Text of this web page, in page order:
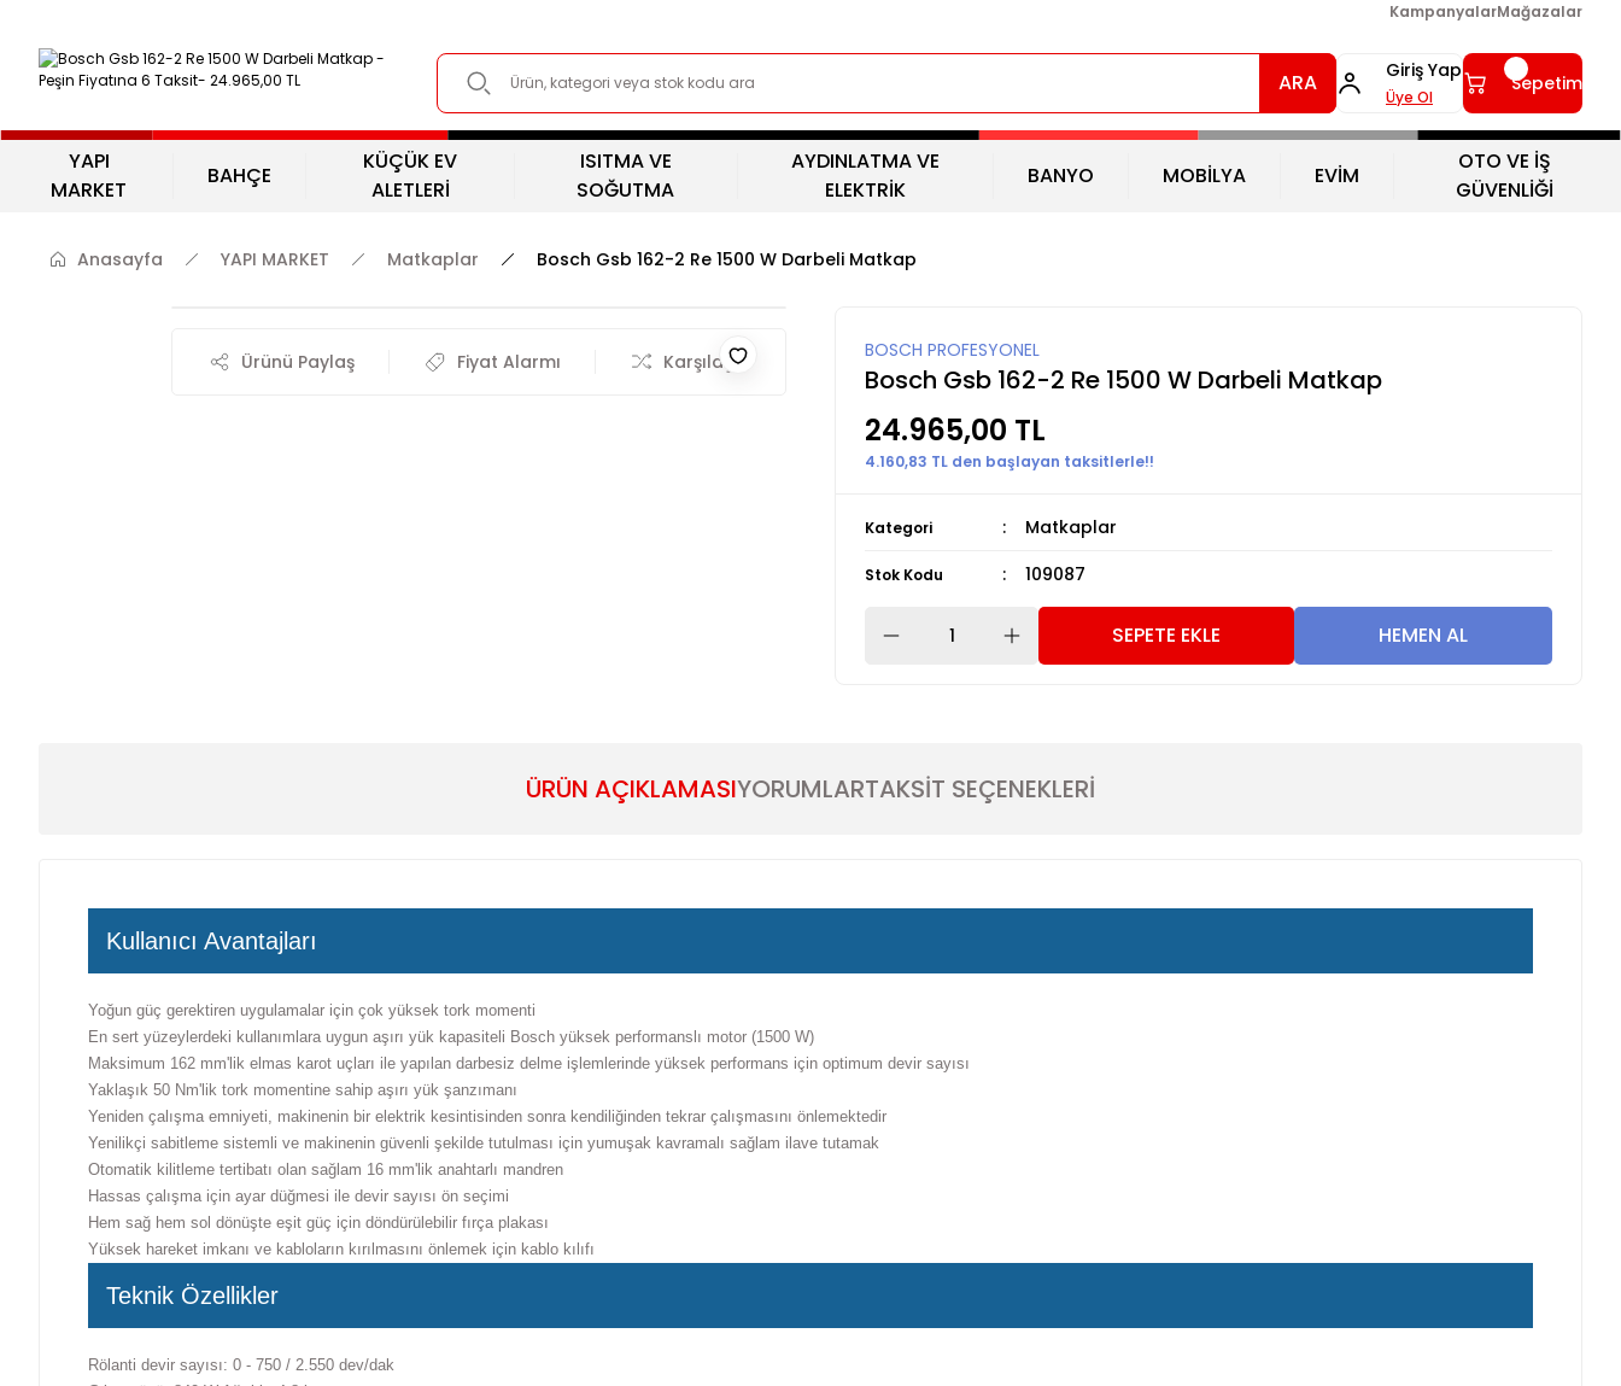
KampanyalarMağazalar
ARA Giriş Yap
Üye Ol
Sepetim
YAPI
MARKET
BAHÇE
KÜÇÜK EV
ALETLERİ
ISITMA VE
SOĞUTMA
AYDINLATMA VE
ELEKTRİK
BANYO MOBİLYA EVİM
OTO VE İŞ
GÜVENLİĞİ
Anasayfa YAPI MARKET Matkaplar Bosch Gsb 162-2 Re 1500 W Darbeli Matkap
Ürünü Paylaş Fiyat Alarmı Karşılaştır BOSCH PROFESYONEL
Bosch Gsb 162-2 Re 1500 W Darbeli Matkap
24.965,00 TL
4.160,83 TL den başlayan taksitlerle!!
Kategori Matkaplar
Stok Kodu 109087
SEPETE EKLE HEMEN AL
ÜRÜN AÇIKLAMASIYORUMLARTAKSİT SEÇENEKLERİ
Kullanıcı Avantajları
Yoğun güç gerektiren uygulamalar için çok yüksek tork momenti
En sert yüzeylerdeki kullanımlara uygun aşırı yük kapasiteli Bosch yüksek performanslı motor (1500 W)
Maksimum 162 mm'lik elmas karot uçları ile yapılan darbesiz delme işlemlerinde yüksek performans için optimum devir sayısı
Yaklaşık 50 Nm'lik tork momentine sahip aşırı yük şanzımanı
Yeniden çalışma emniyeti, makinenin bir elektrik kesintisinden sonra kendiliğinden tekrar çalışmasını önlemektedir
Yenilikçi sabitleme sistemli ve makinenin güvenli şekilde tutulması için yumuşak kavramalı sağlam ilave tutamak
Otomatik kilitleme tertibatı olan sağlam 16 mm'lik anahtarlı mandren
Hassas çalışma için ayar düğmesi ile devir sayısı ön seçimi
Hem sağ hem sol dönüşte eşit güç için döndürülebilir fırça plakası
Yüksek hareket imkanı ve kabloların kırılmasını önlemek için kablo kılıfı
Teknik Özellikler
Rölanti devir sayısı: 0 - 750 / 2.550 dev/dak